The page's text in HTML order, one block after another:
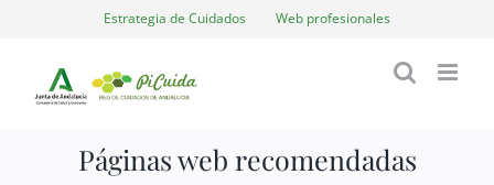
contenido
Estrategia de Cuidados Web profesionales
Páginas web recomendadas